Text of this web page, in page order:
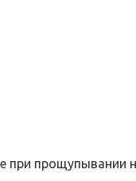
прощупывании